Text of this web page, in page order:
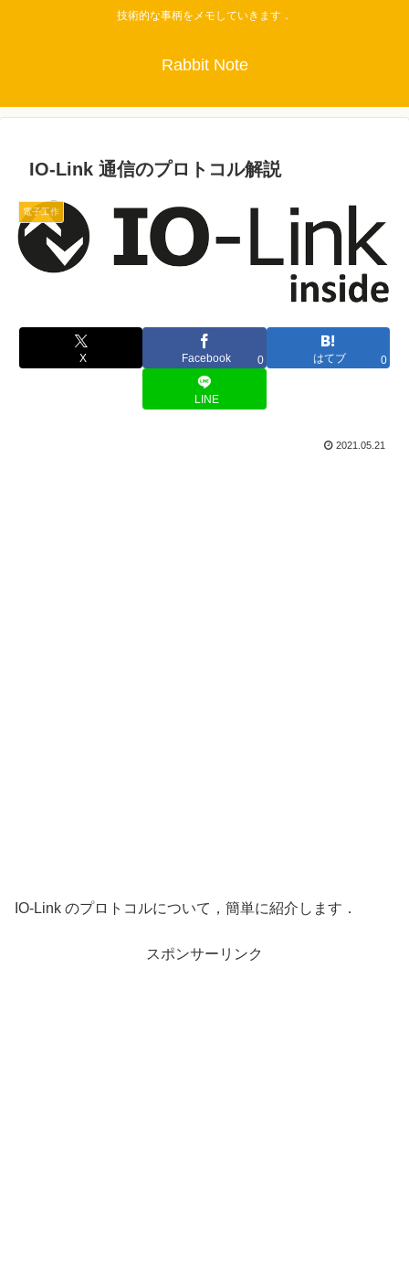
技術的な事柄をメモしていきます．
Rabbit Note
IO-Link 通信のプロトコル解説
電子工作
X Facebook 0 はてブ 0
LINE
2021.05.21
IO-Link のプロトコルについて，簡単に紹介します．
スポンサーリンク